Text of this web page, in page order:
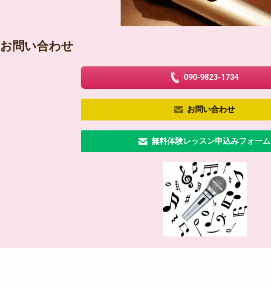
お問い合わせ
090-9823-1734
お問い合わせ
無料体験レッスン申込みフォーム